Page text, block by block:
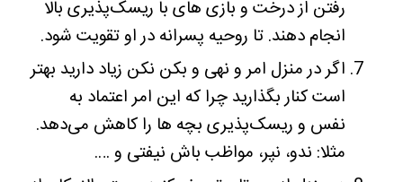
رفتن از درخت و بازی های با ریسک‌پذیری بالا
انجام دهند. تا روحیه پسرانه در او تقویت شود.
اگر در منزل امر و نهی و بکن نکن زیاد دارید بهتر
است کنار بگذارید چرا که این امر اعتماد به
نفس و ریسک‌پذیری بچه ها را کاهش می‌دهد.
مثلا: ندو، نپر، مواظب باش نیفتی و ….